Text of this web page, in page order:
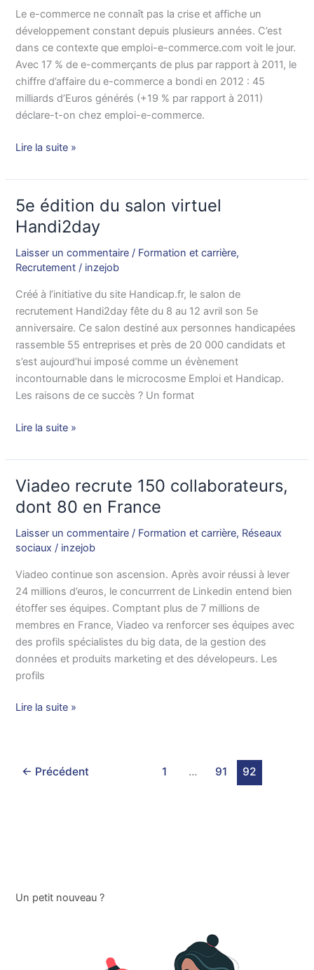
Le e-commerce ne connaît pas la crise et affiche un
développement constant depuis plusieurs années. C’est
dans ce contexte que emploi-e-commerce.com voit le jour.
Avec 17 % de e-commerçants de plus par rapport à 2011, le
chiffre d’affaire du e-commerce a bondi en 2012 : 45
milliards d’Euros générés (+19 % par rapport à 2011)
déclare-t-on chez emploi-e-commerce.
emploi
dédié
au
e-
commerce
Lire la suite »
5e édition du salon virtuel
Handi2day
Laisser un commentaire / Formation et carrière,
Recrutement / inzejob
Créé à l’initiative du site Handicap.fr, le salon de
recrutement Handi2day fête du 8 au 12 avril son 5e
anniversaire. Ce salon destiné aux personnes handicapées
rassemble 55 entreprises et près de 20 000 candidats et
s’est aujourd’hui imposé comme un évènement
incontournable dans le microcosme Emploi et Handicap.
Les raisons de ce succès ? Un format
5e
édition
salon
virtuel
Handi2day
Lire la suite »
Viadeo recrute 150 collaborateurs,
dont 80 en France
Laisser un commentaire / Formation et carrière, Réseaux
sociaux / inzejob
Viadeo continue son ascension. Après avoir réussi à lever
24 millions d’euros, le concurrrent de Linkedin entend bien
étoffer ses équipes. Comptant plus de 7 millions de
membres en France, Viadeo va renforcer ses équipes avec
des profils spécialistes du big data, de la gestion des
données et produits marketing et des dévelopeurs. Les
profils
Viadeo
recrute
150
collaborateurs,
dont
80
en
France
Lire la suite »
← Précédent 1 … 91 92
Un petit nouveau ?